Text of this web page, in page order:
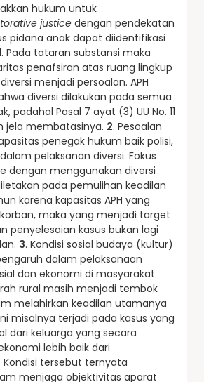
hukum untuk
justice dengan pendekatan
pidana anak dapat diidentifikasi
. Pada tataran substansi maka
penafsiran atas ruang lingkup
menjadi persoalan. APH
diversi dilakukan pada semua
padahal Pasal 7 ayat (3) UU No. 11
jela membatasinya. 2. Pesoalan
penegak hukum baik polisi,
pelaksanan diversi. Fokus
dengan menggunakan diversi
pada pemulihan keadilan
karena kapasitas APH yang
maka yang menjadi target
penyelesaian kasus bukan lagi
3. Kondisi sosial budaya (kultur)
dalam pelaksanaan
dan ekonomi di masyarakat
rural masih menjadi tembok
melahirkan keadilan utamanya
misalnya terjadi pada kasus yang
dari keluarga yang secara
lebih baik dari
tersebut ternyata
menjaga objektivitas aparat